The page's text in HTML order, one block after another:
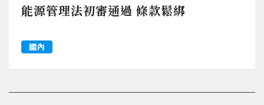
能源管理法初審通過 條款鬆綁
國內